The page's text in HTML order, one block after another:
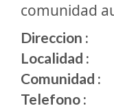
comunidad
Direccion :
Localidad :
Comunidad :
Telefono :